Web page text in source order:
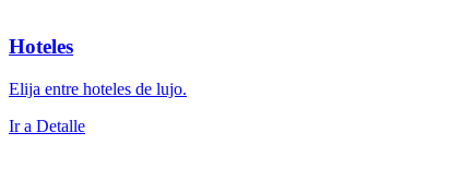
Hoteles
Elija entre hoteles de lujo.
Ir a Detalle